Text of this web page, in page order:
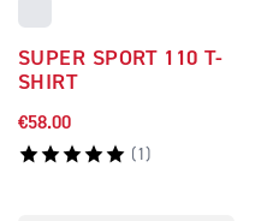
SUPER SPORT 110 T-
SHIRT
€58.00
( 1 )